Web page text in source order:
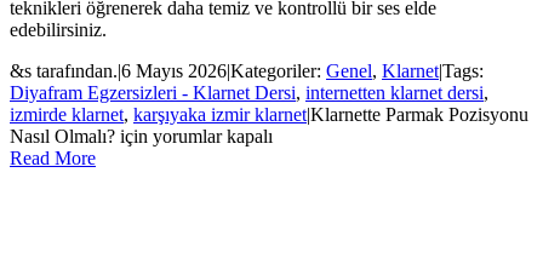
teknikleri öğrenerek daha temiz ve kontrollü bir ses elde
edebilirsiniz.
&s tarafından.|6 Mayıs 2026|Kategoriler: Genel, Klarnet|Tags:
Diyafram Egzersizleri - Klarnet Dersi, internetten klarnet dersi,
izmirde klarnet, karşıyaka izmir klarnet|Klarnette Parmak Pozisyonu
Nasıl Olmalı? için yorumlar kapalı
Read More